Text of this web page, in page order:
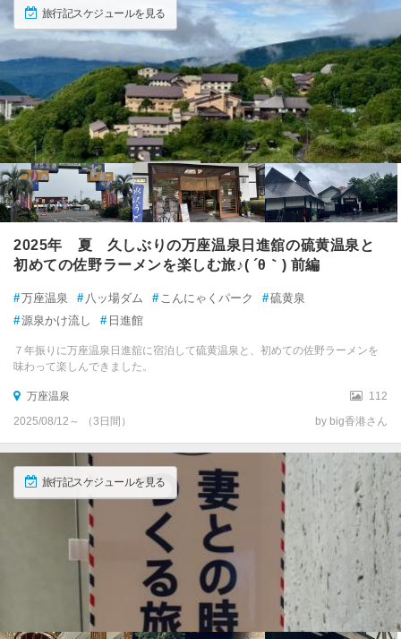
旅行記スケジュールを見る
2025年 夏 久しぶりの万座温泉日進舘の硫黄温泉と
初めての佐野ラーメンを楽しむ旅♪( ´θ｀) 前編
#万座温泉 # 八ッ場ダム # こんにゃくパーク #硫黄泉
#源泉かけ流し # 日進館
７年振りに万座温泉日進舘に宿泊して硫黄温泉と、初めての佐野ラーメンを
味わって楽しんできました。
万座温泉
112
2025/08/12～ （3日間）
by big香港さん
旅行記スケジュールを見る